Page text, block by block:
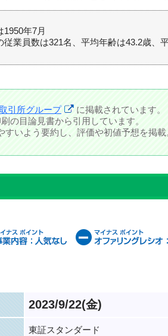
1950年7月
従業員数は321名、平均年齢は43.2歳、
引所グループ
に掲載されています。
の目論見書から引用しています。
いよう要約し、評価や初値予想を掲載
2023/9/22(金)
東証スタンダード